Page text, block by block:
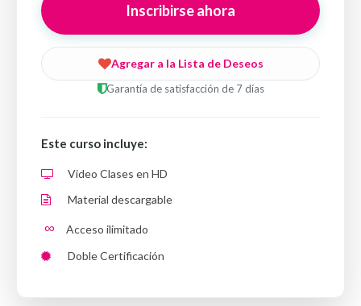
Inscribirse ahora
Agregar a la Lista de Deseos
Garantía de satisfacción de 7 días
Este curso incluye:
Video Clases en HD
Material descargable
∞
Acceso ilimitado
Doble Certificación